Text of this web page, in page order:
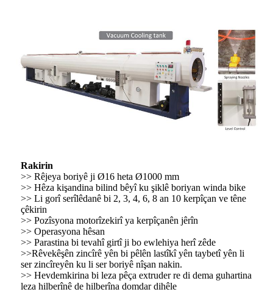
Rakirin
>> Rêjeya boriyê ji Ø16 heta Ø1000 mm
>> Hêza kişandina bilind bêyî ku şiklê boriyan winda bike
>> Li gorî serîlêdanê bi 2, 3, 4, 6, 8 an 10 kerpîçan ve têne
çêkirin
>> Pozîsyona motorîzekirî ya kerpîçanên jêrîn
>> Operasyona hêsan
>> Parastina bi tevahî girtî ji bo ewlehiya herî zêde
>>Rêvekêşên zincîrê yên bi pêlên lastîkî yên taybetî yên li
ser zincîreyên ku li ser boriyê nîşan nakin.
>> Hevdemkirina bi leza pêça extruder re di dema guhartina
leza hilberînê de hilberîna domdar dihêle